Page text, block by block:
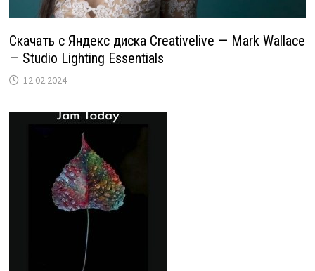
Скачать с Яндекс диска Creativelive — Mark Wallace
— Studio Lighting Essentials
12.02.2024